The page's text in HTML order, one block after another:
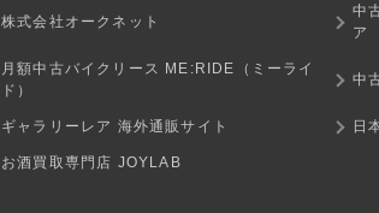
株式会社オークネット
中
ア
月額中古バイクリース ME:RIDE（ミーライ
ド）
中
ギャラリーレア 海外通販サイト 日
お酒買取専門店 JOYLAB